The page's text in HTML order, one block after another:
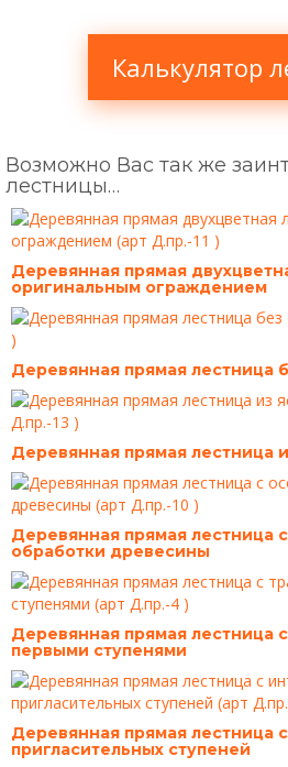
Калькулятор
Возможно Вас так же
лестницы…
Деревянная прямая
оригинальным ограждением
Деревянная прямая лестница
Деревянная прямая лестница
Деревянная прямая лестница
обработки древесины
Деревянная прямая лестница
первыми ступенями
Деревянная прямая лестница
пригласительных ступеней